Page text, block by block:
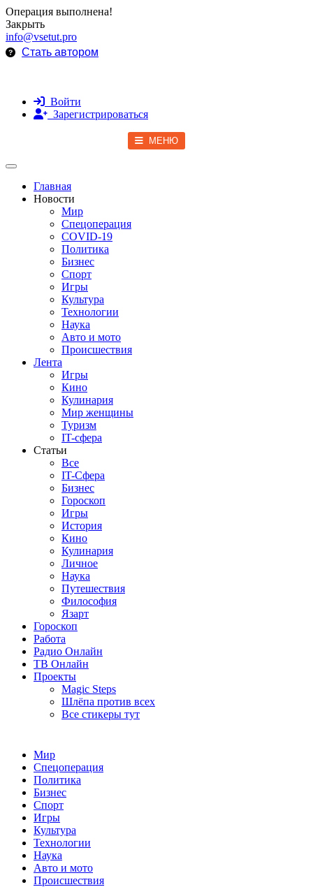
Операция выполнена!
Закрыть
info@vsetut.pro
Стать автором
Войти
Зарегистрироваться
МЕНЮ
Toggle navigation
Главная
Новости
Мир
Спецоперация
COVID-19
Политика
Бизнес
Спорт
Игры
Культура
Технологии
Наука
Авто и мото
Происшествия
Лента
Игры
Кино
Кулинария
Мир женщины
Туризм
IT-сфера
Статьи
Все
IT-Сфера
Бизнес
Гороскоп
Игры
История
Кино
Кулинария
Личное
Наука
Путешествия
Философия
Язарт
Гороскоп
Работа
Радио Онлайн
ТВ Онлайн
Проекты
Magic Steps
Шлёпа против всех
Все стикеры тут
Мир
Спецоперация
Политика
Бизнес
Спорт
Игры
Культура
Технологии
Наука
Авто и мото
Происшествия